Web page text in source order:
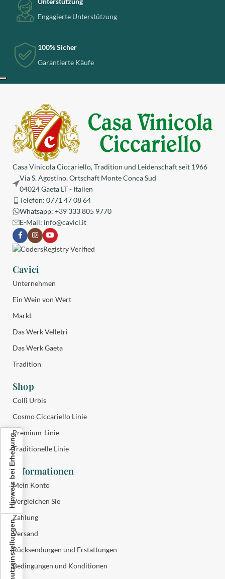
Engagierte Unterstützung
100% Sicher
Garantierte Käufe
Casa Vinicola Ciccariello, Tradition und Leidenschaft seit 1966
Via S. Agostino, Ortschaft Monte Conca Sud
04024 Gaeta LT - Italien
Telefon: 0771 47 08 64
Whatsapp: +39 333 805 9770
E-Mail: info@cavici.it
Cavici
Unternehmen
Ein Wein von Wert
Markt
Das Werk Velletri
Das Werk Gaeta
Tradition
Shop
Colli Urbis
Cosmo Ciccariello Linie
Premium-Linie
Traditionelle Linie
Informationen
Mein Konto
Vergleichen Sie
Zahlung
Versand
Rücksendungen und Erstattungen
Bedingungen und Konditionen
Hinweis bei Erhebung